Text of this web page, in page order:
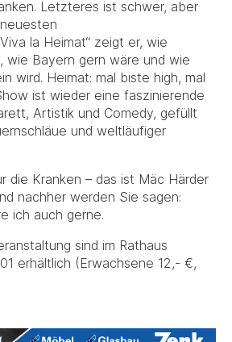
Letzteres ist schwer, aber
la Heimat“ zeigt er, wie
wie Bayern gern wäre und wie
wird. Heimat: mal biste high, mal
ist wieder eine faszinierende
Artistik und Comedy, gefüllt
und weltläufiger
die Kranken – das ist Mäc Härder
nachher werden Sie sagen:
ich auch gerne.
sind im Rathaus
erhältlich (Erwachsene 12,- €,